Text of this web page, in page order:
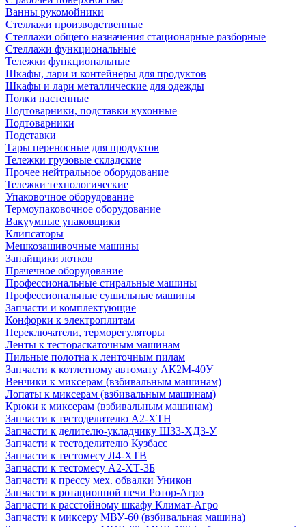
Ванны рукомойники
Стеллажи производственные
Стеллажи общего назначения стационарные разборные
Стеллажи функциональные
Тележки функциональные
Шкафы, лари и контейнеры для продуктов
Шкафы и лари металлические для одежды
Полки настенные
Подтоварники, подставки кухонные
Подтоварники
Подставки
Тары переносные для продуктов
Тележки грузовые складские
Прочее нейтральное оборудование
Тележки технологические
Упаковочное оборудование
Термоупаковочное оборудование
Вакуумные упаковщики
Клипсаторы
Мешкозашивочные машины
Запайщики лотков
Прачечное оборудование
Профессиональные стиральные машины
Профессиональные сушильные машины
Запчасти и комплектующие
Конфорки к электроплитам
Переключатели, терморегуляторы
Ленты к тестораскаточным машинам
Пильные полотна к ленточным пилам
Запчасти к котлетному автомату АК2М-40У
Венчики к миксерам (взбивальным машинам)
Лопаты к миксерам (взбивальным машинам)
Крюки к миксерам (взбивальным машинам)
Запчасти к тестоделителю А2-ХТН
Запчасти к делителю-укладчику Ш33-ХД3-У
Запчасти к тестоделителю Кузбасс
Запчасти к тестомесу Л4-ХТВ
Запчасти к тестомесу А2-ХТ-3Б
Запчасти к прессу мех. обвалки Уникон
Запчасти к ротационной печи Ротор-Агро
Запчасти к расстойному шкафу Климат-Агро
Запчасти к миксеру МВУ-60 (взбивальная машина)